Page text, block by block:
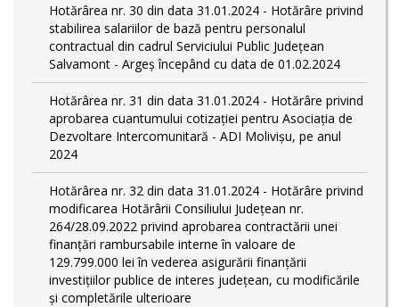
Hotărârea nr. 30 din data 31.01.2024 - Hotărâre privind
stabilirea salariilor de bază pentru personalul
contractual din cadrul Serviciului Public Județean
Salvamont - Argeș începând cu data de 01.02.2024
Hotărârea nr. 31 din data 31.01.2024 - Hotărâre privind
aprobarea cuantumului cotizației pentru Asociația de
Dezvoltare Intercomunitară - ADI Molivișu, pe anul
2024
Hotărârea nr. 32 din data 31.01.2024 - Hotărâre privind
modificarea Hotărârii Consiliului Județean nr.
264/28.09.2022 privind aprobarea contractării unei
finanțări rambursabile interne în valoare de
129.799.000 lei în vederea asigurării finanțării
investițiilor publice de interes județean, cu modificările
și completările ulterioare